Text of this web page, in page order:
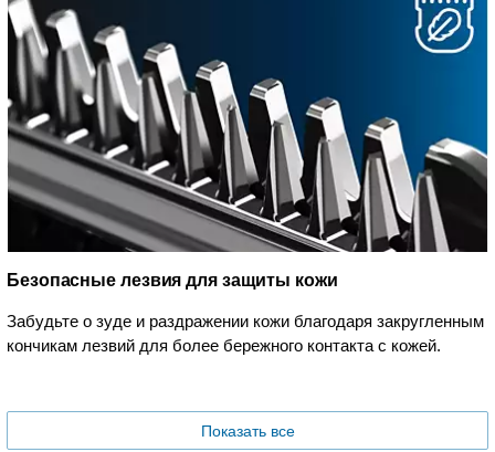
Безопасные лезвия для защиты кожи
Забудьте о зуде и раздражении кожи благодаря закругленным
кончикам лезвий для более бережного контакта с кожей.
Показать все